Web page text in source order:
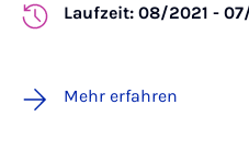
Laufzeit: 08/2021 -
Mehr erfahren